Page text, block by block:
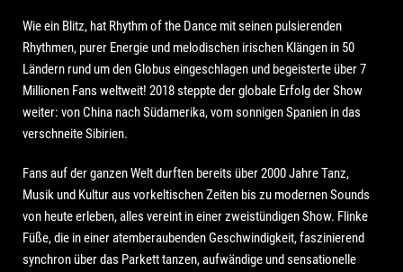
Wie ein Blitz, hat Rhythm of the Dance mit seinen pulsierenden
Rhythmen, purer Energie und melodischen irischen Klängen in 50
Ländern rund um den Globus eingeschlagen und begeisterte über 7
Millionen Fans weltweit! 2018 steppte der globale Erfolg der Show
weiter: von China nach Südamerika, vom sonnigen Spanien in das
verschneite Sibirien.
Fans auf der ganzen Welt durften bereits über 2000 Jahre Tanz,
Musik und Kultur aus vorkeltischen Zeiten bis zu modernen Sounds
von heute erleben, alles vereint in einer zweistündigen Show. Flinke
Füße, die in einer atemberaubenden Geschwindigkeit, faszinierend
synchron über das Parkett tanzen, aufwändige und sensationelle